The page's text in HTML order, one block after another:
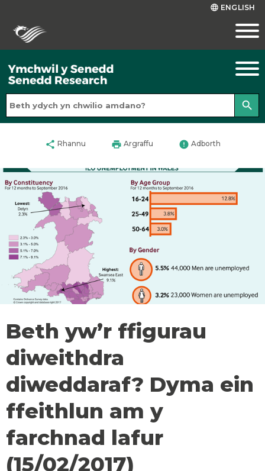
language ENGLISH
search
share Rhannu print Argraffu error Adborth
Beth yw’r ffigurau
diweithdra
diweddaraf? Dyma ein
ffeithlun am y
farchnad lafur
(15/02/2017)